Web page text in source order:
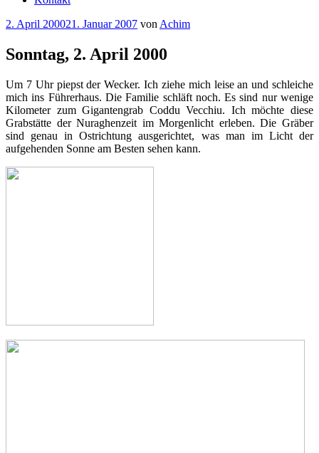
Veröffentlicht
2. April 200021. Januar 2007 von Achim
Sonntag, 2. April 2000
Um 7 Uhr piepst der Wecker. Ich ziehe mich leise an und schleiche
mich ins Führerhaus. Die Familie schläft noch. Es sind nur wenige
Kilometer zum Gigantengrab Coddu Vecchiu. Ich möchte diese
Grabstätte der Nuraghenzeit im Morgenlicht erleben. Die Gräber
sind genau in Ostrichtung ausgerichtet, was man im Licht der
aufgehenden Sonne am Besten sehen kann.